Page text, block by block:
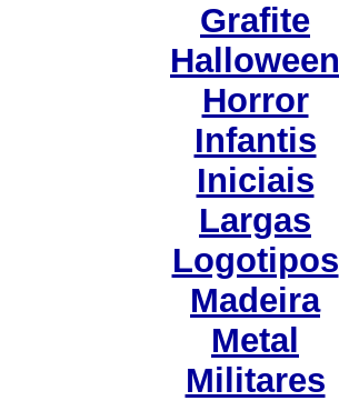
Grafite
Halloween
Horror
Infantis
Iniciais
Largas
Logotipos
Madeira
Metal
Militares